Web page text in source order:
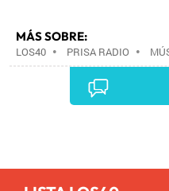
MÁS SOBRE:
LOS40 • PRISA RADIO •
GRUPO PRISA•GRUPO
COMUNICACIÓN•